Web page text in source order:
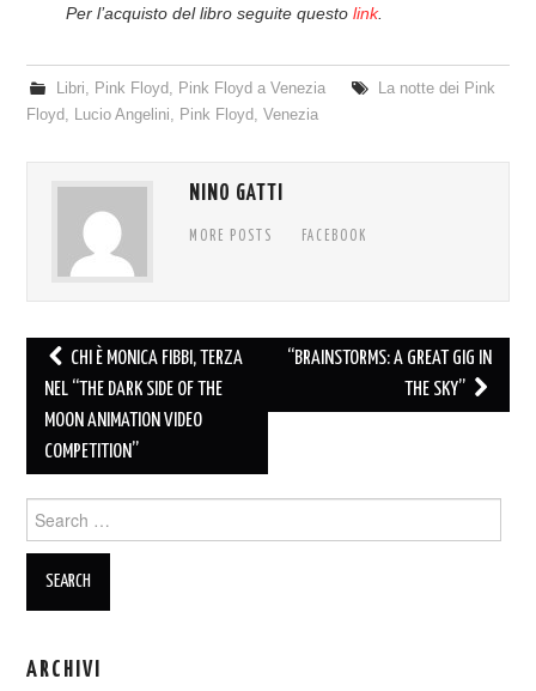
Per l’acquisto del libro seguite questo link.
Libri, Pink Floyd, Pink Floyd a Venezia
La notte dei Pink
Floyd, Lucio Angelini, Pink Floyd,Venezia
NINO GATTI
MORE POSTS FACEBOOK
Post
navigation
CHI È MONICA FIBBI, TERZA
NEL “THE DARK SIDE OF THE
MOON ANIMATION VIDEO
COMPETITION”
“BRAINSTORMS: A GREAT GIG IN
THE SKY”
Search
for:
ARCHIVI